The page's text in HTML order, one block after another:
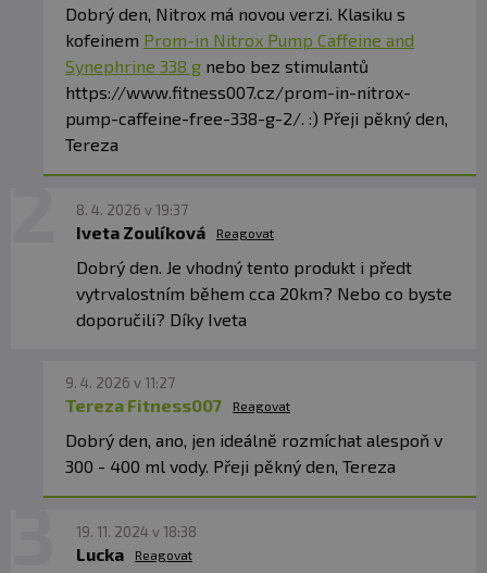
Dobrý den, Nitrox má novou verzi. Klasiku s
kofeinem Prom-in Nitrox Pump Caffeine and
Synephrine 338 g nebo bez stimulantů
https://www.fitness007.cz/prom-in-nitrox-
pump-caffeine-free-338-g-2/. :) Přeji pěkný den,
Tereza
8. 4. 2026 v 19:37
Iveta Zoulíková Reagovat
Dobrý den. Je vhodný tento produkt i předt
vytrvalostním během cca 20km? Nebo co byste
doporučili? Díky Iveta
9. 4. 2026 v 11:27
Tereza Fitness007 Reagovat
Dobrý den, ano, jen ideálně rozmíchat alespoň v
300 - 400 ml vody. Přeji pěkný den, Tereza
19. 11. 2024 v 18:38
Lucka Reagovat